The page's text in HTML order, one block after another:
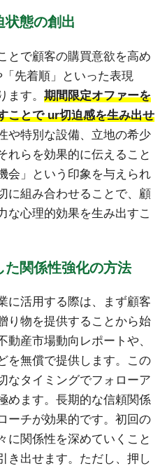
状態の創出
とで顧客の購買意欲を高め
先着順」といった表現
ます。 期間限定オファーを
ことで ur切迫感を生み出せ
や特別な設備、立地の希少
れらを効果的に伝えること
会」という印象を与えられ
に組み合わせることで、顧
な心理的効果を生み出すこ
関係性強化の方法
に活用する際は、まず顧客
り物を提供することから始
産市場動向レポートや、
を無償で提供します。この
なタイミングでフォローア
めます。長期的な信頼関係
ーチが効果的です。初回の
に関係性を深めていくこと
き出せます。ただし、押し